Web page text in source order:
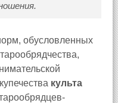
обусловленных
культа